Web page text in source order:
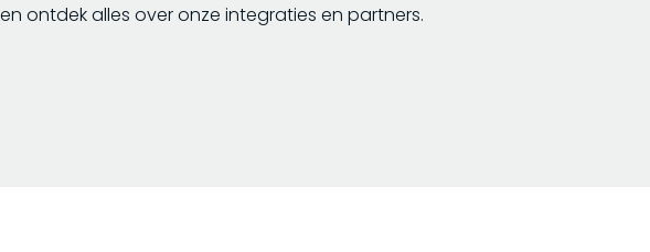
ontdek alles over onze integraties en partners.